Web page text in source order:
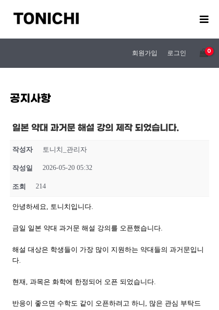
로
뛰
회원가입 로그인
공지사항
일본 약대 과거문 해설 강의 제작 되었습니다.
작성자 토니치_관리자
작성일 2026-05-20 05:32
조회 214
안녕하세요, 토니치입니다.
금일 일본 약대 과거문 해설 강의를 오픈했습니다.
해설 대상은 학생들이 가장 많이 지원하는 약대들의 과거문입니
다.
현재, 과목은 화학에 한정되어 오픈 되었습니다.
반응이 좋으면 수학도 같이 오픈하려고 하니, 많은 관심 부탁드